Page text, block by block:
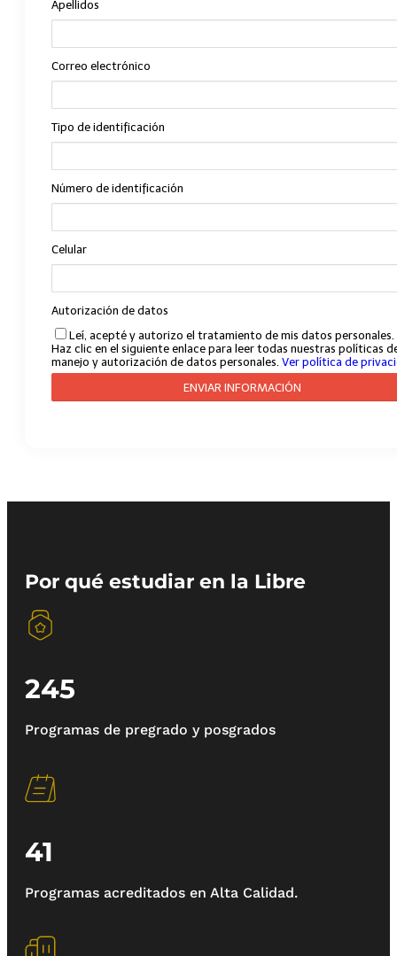
Por qué estudiar en la Libre
245
Programas de pregrado y posgrados
41
Programas acreditados en Alta Calidad.